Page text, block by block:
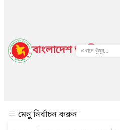
বাংলাদেশ জাতীয় তথ্য
মেনু নির্বাচন করুন